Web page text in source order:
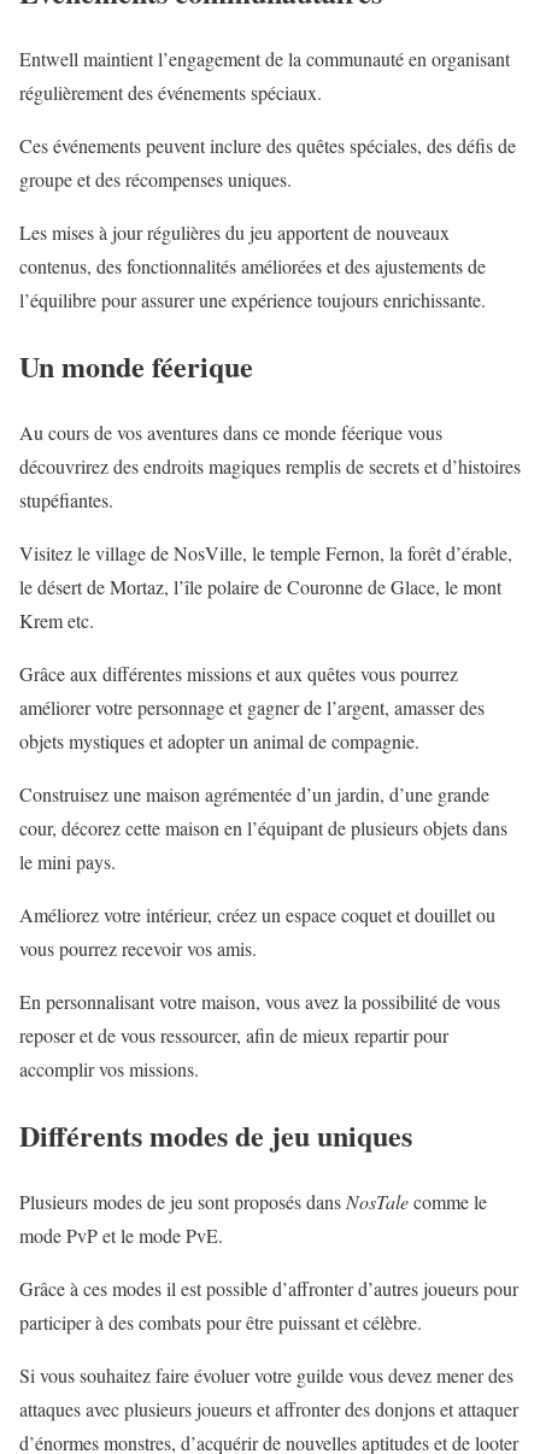
Entwell maintient l’engagement de la communauté en organisant
régulièrement des événements spéciaux.
Ces événements peuvent inclure des quêtes spéciales, des défis de
groupe et des récompenses uniques.
Les mises à jour régulières du jeu apportent de nouveaux
contenus, des fonctionnalités améliorées et des ajustements de
l’équilibre pour assurer une expérience toujours enrichissante.
Un monde féerique
Au cours de vos aventures dans ce monde féerique vous
découvrirez des endroits magiques remplis de secrets et d’histoires
stupéfiantes.
Visitez le village de NosVille, le temple Fernon, la forêt d’érable,
le désert de Mortaz, l’île polaire de Couronne de Glace, le mont
Krem etc.
Grâce aux différentes missions et aux quêtes vous pourrez
améliorer votre personnage et gagner de l’argent, amasser des
objets mystiques et adopter un animal de compagnie.
Construisez une maison agrémentée d’un jardin, d’une grande
cour, décorez cette maison en l’équipant de plusieurs objets dans
le mini pays.
Améliorez votre intérieur, créez un espace coquet et douillet ou
vous pourrez recevoir vos amis.
En personnalisant votre maison, vous avez la possibilité de vous
reposer et de vous ressourcer, afin de mieux repartir pour
accomplir vos missions.
Différents modes de jeu uniques
Plusieurs modes de jeu sont proposés dans NosTalecomme le
mode PvP et le mode PvE.
Grâce à ces modes il est possible d’affronter d’autres joueurs pour
participer à des combats pour être puissant et célèbre.
Si vous souhaitez faire évoluer votre guilde vous devez mener des
attaques avec plusieurs joueurs et affronter des donjons et attaquer
d’énormes monstres, d’acquérir de nouvelles aptitudes et de looter